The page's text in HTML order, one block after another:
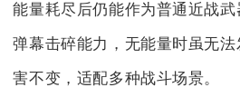
能量耗尽后仍能作为普通近战
弹幕击碎能力，无能量时虽无
害不变，适配多种战斗场景。